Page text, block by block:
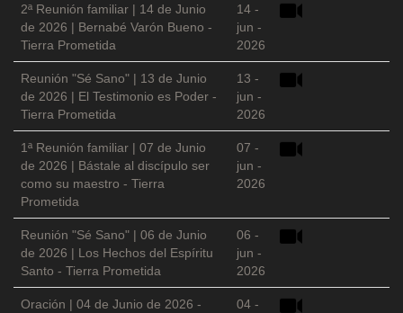
2ª Reunión familiar | 14 de Junio
de 2026 | Bernabé Varón Bueno -
Tierra Prometida
14 -
jun -
2026
Reunión "Sé Sano" | 13 de Junio
de 2026 | El Testimonio es Poder -
Tierra Prometida
13 -
jun -
2026
1ª Reunión familiar | 07 de Junio
de 2026 | Bástale al discípulo ser
como su maestro - Tierra
Prometida
07 -
jun -
2026
Reunión "Sé Sano" | 06 de Junio
de 2026 | Los Hechos del Espíritu
Santo - Tierra Prometida
06 -
jun -
2026
Oración | 04 de Junio de 2026 -
04 -